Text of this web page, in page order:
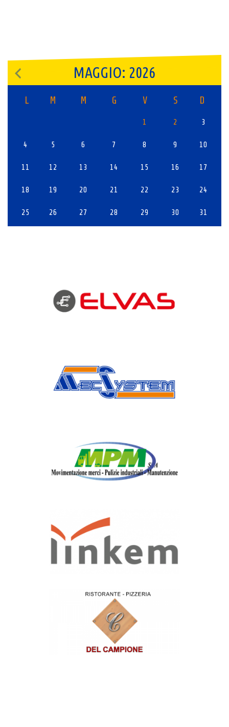
MAGGIO: 2026
L M M G V S D
1 2 3
4 5 6 7 8 9 10
11 12 13 14 15 16 17
18 19 20 21 22 23 24
25 26 27 28 29 30 31